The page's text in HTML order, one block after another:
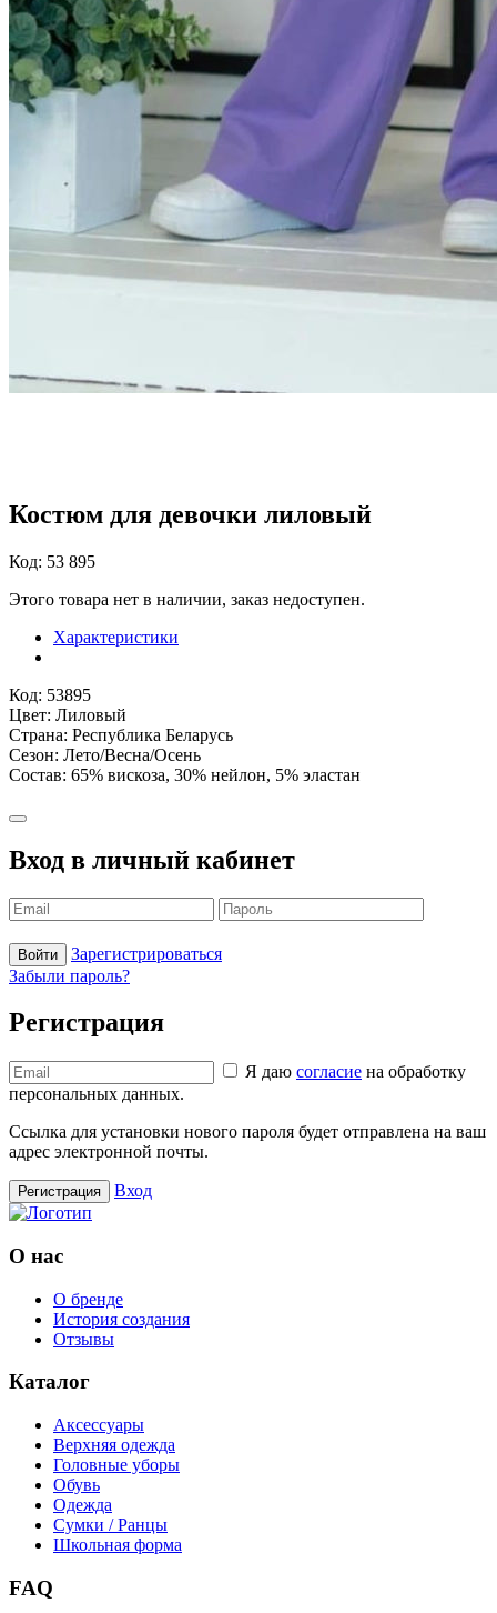
Костюм для девочки лиловый
Код: 53 895
Этого товара нет в наличии, заказ недоступен.
Характеристики
Код: 53895
Цвет: Лиловый
Страна: Республика Беларусь
Сезон: Лето/Весна/Осень
Состав: 65% вискоза, 30% нейлон, 5% эластан
Вход в личный кабинет
Войти
Зарегистрироваться
Забыли пароль?
Регистрация
Я даю согласие на обработку
персональных данных.
Ссылка для установки нового пароля будет отправлена ​​на ваш
адрес электронной почты.
Регистрация Вход
О нас
О бренде
История создания
Отзывы
Каталог
Аксессуары
Верхняя одежда
Головные уборы
Обувь
Одежда
Сумки / Ранцы
Школьная форма
FAQ